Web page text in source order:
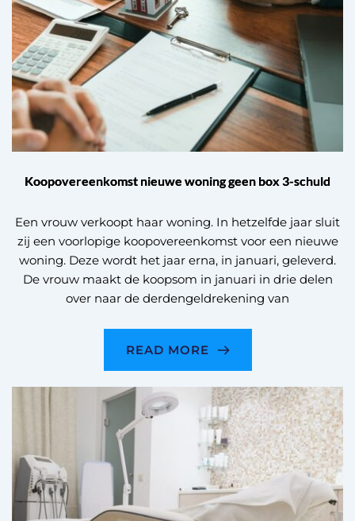
Koopovereenkomst nieuwe woning geen box 3-schuld
Een vrouw verkoopt haar woning. In hetzelfde jaar sluit
zij een voorlopige koopovereenkomst voor een nieuwe
woning. Deze wordt het jaar erna, in januari, geleverd.
De vrouw maakt de koopsom in januari in drie delen
over naar de derdengeldrekening van
READ MORE